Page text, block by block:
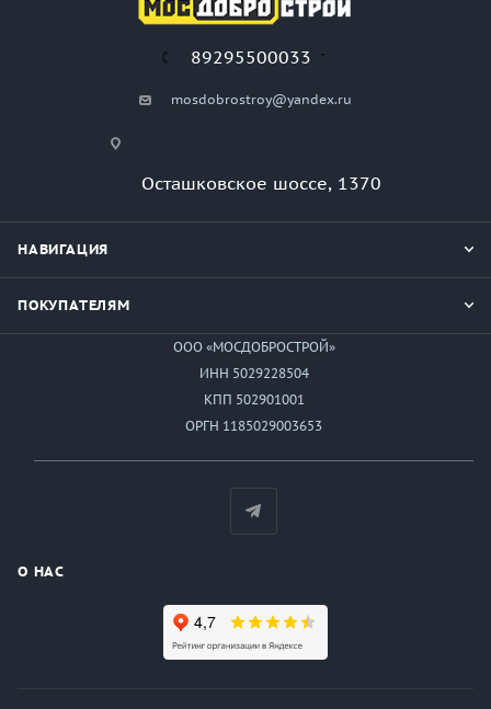
89295500033
mosdobrostroy@yandex.ru
Осташковское шоссе, 1370
НАВИГАЦИЯ
ПОКУПАТЕЛЯМ
ООО «МОСДОБРОСТРОЙ»
ИНН 5029228504
КПП 502901001
ОРГН 1185029003653
О НАС